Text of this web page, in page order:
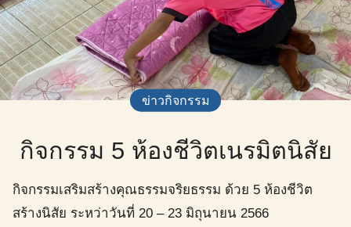
โรงเกียรติ
เกียรติยศ
กรรม
นับสนุนการบริหาร
ารสนเทศ
ข่าวกิจกรรม
กิจกรรม 5 ห้องชีวิตเนรมิตนิสัย
กิจกรรมเสริมสร้างคุณธรรมจริยธรรม ด้วย 5 ห้องชีวิต
สร้างนิสัย ระหว่าวันที่ 20 – 23 มิถุนายน 2566